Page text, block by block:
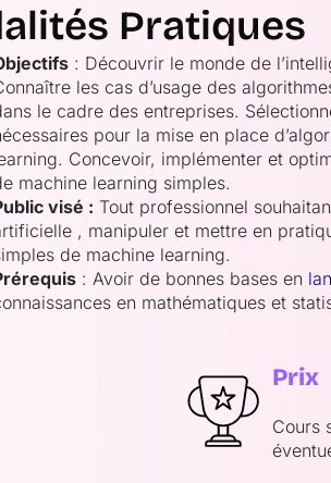
Pratiques
: Découvrir le monde de
les cas d’usage des
le cadre des entreprises.
pour la mise en place
Concevoir, implémenter et
machine learning simples.
visé : Tout professionnel
, manipuler et mettre en
de machine learning.
: Avoir de bonnes bases en
en mathématiques et
Prix
Cours